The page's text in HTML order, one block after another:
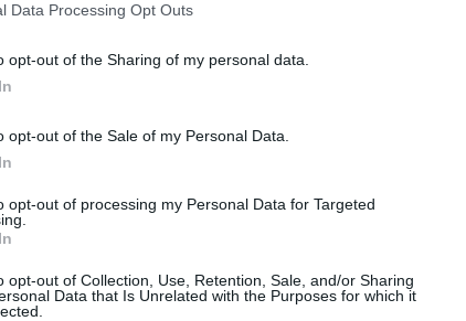
Data Processing Opt Outs
opt-out of the Sharing of my personal data.
opt-out of the Sale of my Personal Data.
opt-out of processing my Personal Data for Targeted
opt-out of Collection, Use, Retention, Sale, and/or Sharing
Data that Is Unrelated with the Purposes for which it
tiltakozásukra mégis egy
Egyetem diákjai a
indítottak harcot, amikor úgy
ezektől. Miután kéréseiket sem a
új vezetése nem hallgatta meg,
és bírósághoz is fordultak. Azt